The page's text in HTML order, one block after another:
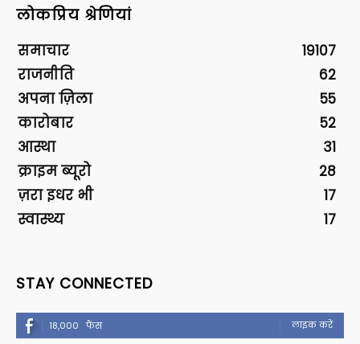
लोकप्रिय श्रेणियां
समाचार
19107
राजनीति
62
अपना ज़िला
55
कारोबार
52
आस्था
31
क्राइम ब्यूरो
28
ज़रा इधर भी
17
स्वास्थ्य
17
STAY CONNECTED
18,000 फैंस लाइक करें